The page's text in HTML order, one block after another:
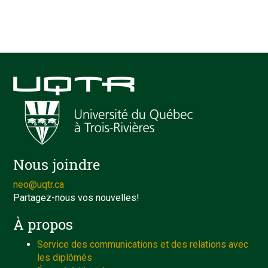
Nous joindre
neo@uqtr.ca
Partagez-nous vos nouvelles!
À propos
Service des communications et des relations avec
les diplômés